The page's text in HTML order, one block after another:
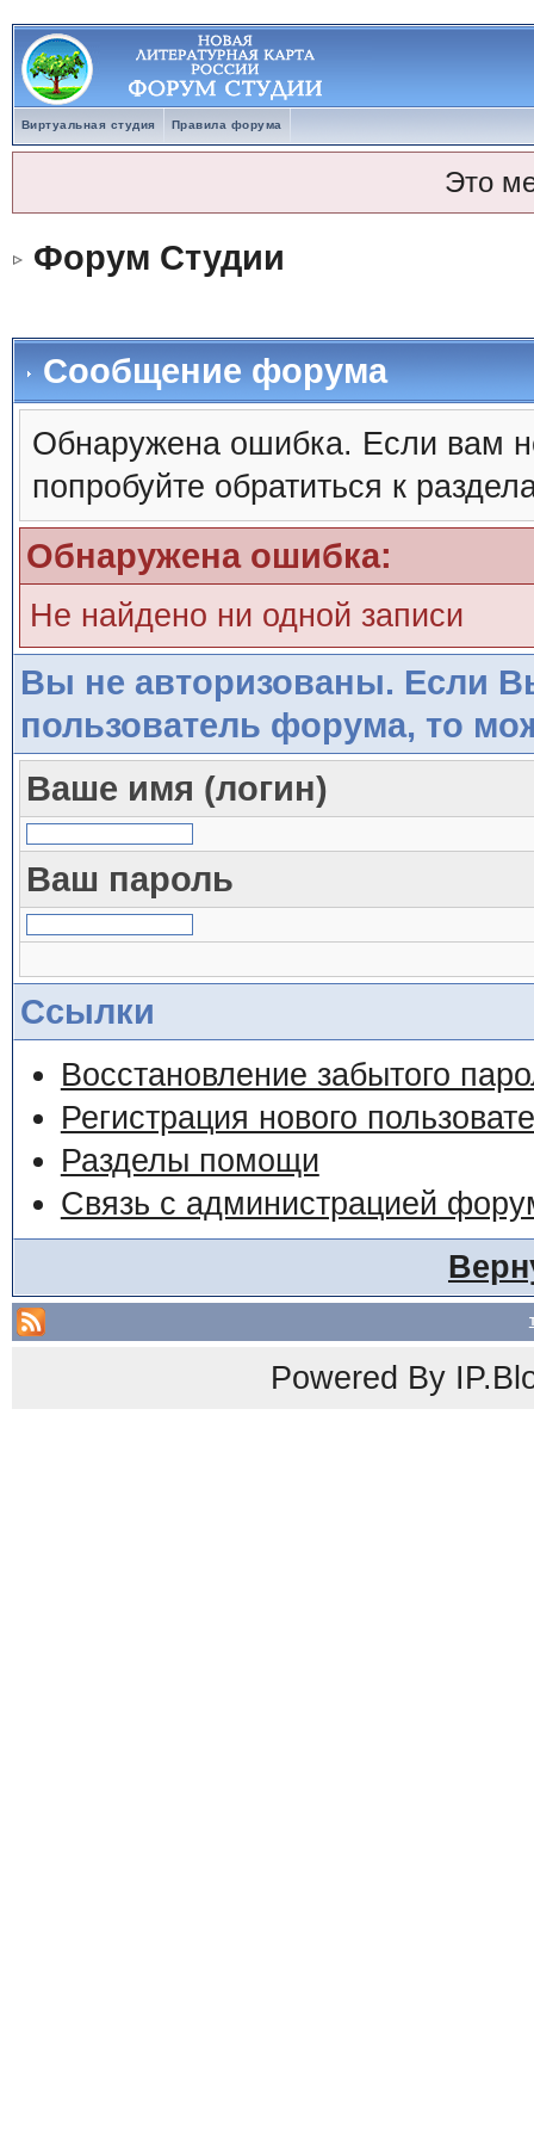
Виртуальная студия Правила форума
Это
Форум Студии
Сообщение форума
Обнаружена ошибка. Если вам
попробуйте обратиться к
Обнаружена ошибка:
Не найдено ни одной записи
Вы не авторизованы. Если
пользователь форума, то
Ваше имя (логин)
Ваш пароль
Ссылки
Восстановление забытого
Регистрация нового
Разделы помощи
Связь с администрацией
Powered By